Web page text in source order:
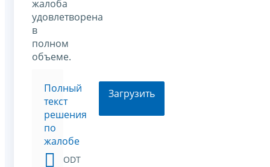
жалоба
удовлетворена
в
полном
объеме.
Полный
текст
решения
по
жалобе
ODT
Загрузить